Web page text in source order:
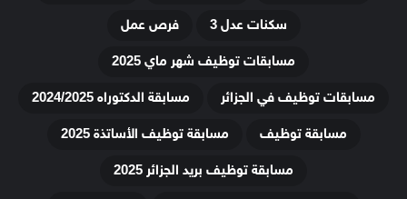
سكنات عدل 3
فرص عمل
مسابقات توظيف شهر ماي 2025
مسابقات توظيف في الجزائر
مسابقة الدكتوراه 2024/2025
مسابقة توظيف
مسابقة توظيف الأساتذة 2025
مسابقة توظيف بريد الجزائر 2025